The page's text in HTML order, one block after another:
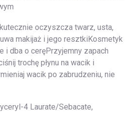
oczyszcza twarz, usta,
makijaż i jego resztkiKosmetyk
i dba o ceręPrzyjemny zapach
trochę płynu na wacik i
wacik po zabrudzeniu, nie
4 Laurate/Sebacate,